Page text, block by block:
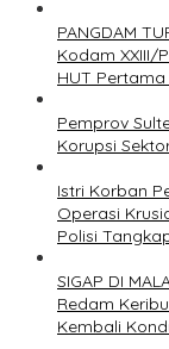
PANGDAM
Kodam XXIII/
HUT
Pemprov
Korupsi
Istri Korban
Operasi
Polisi
SIGAP DI
Redam
Kembali